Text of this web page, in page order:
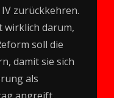
zurückkehren.
wirklich darum,
soll die
damit sie sich
als